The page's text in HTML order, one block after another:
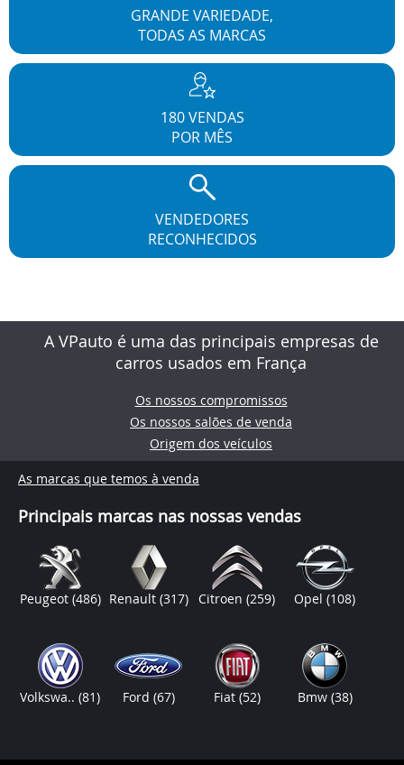
GRANDE VARIEDADE,
TODAS AS MARCAS
180 VENDAS
POR MÊS
VENDEDORES
RECONHECIDOS
A VPauto é uma das principais empresas de
carros usados em França
Os nossos compromissos
Os nossos salões de venda
Origem dos veículos
As marcas que temos à venda
Principais marcas nas nossas vendas
Peugeot (486) Renault (317) Citroen(259) Opel(108)
Volkswa..(81) Ford (67) Fiat (52) Bmw (38)